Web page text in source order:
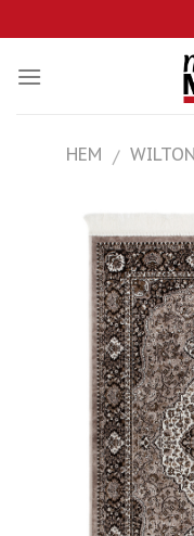
to
content
HEM /